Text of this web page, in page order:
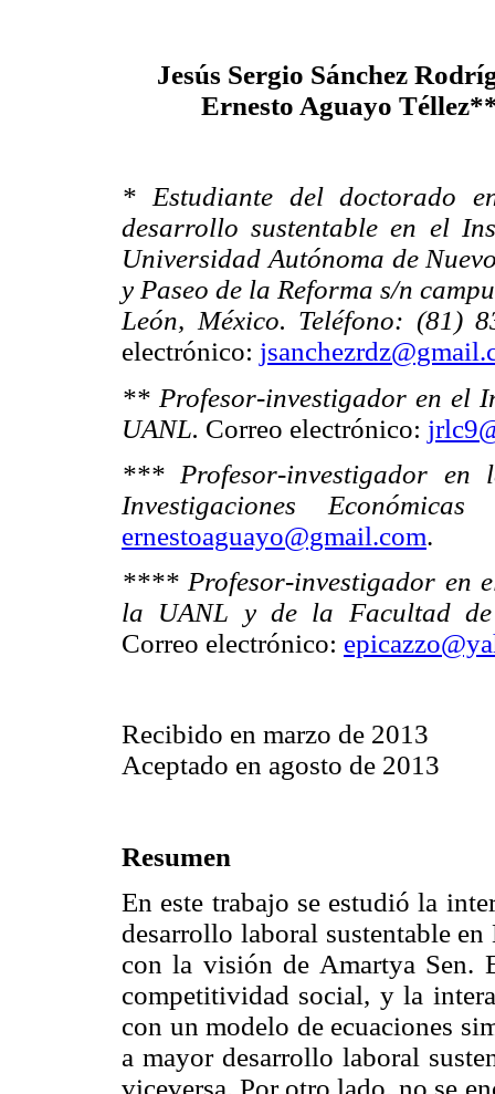
Jesús Sergio Sánchez
Ernesto Aguayo
* Estudiante del doctorado
desarrollo sustentable en el
Universidad Autónoma de
y Paseo de la Reforma s/n
León, México. Teléfono: (81)
electrónico:
** Profesor-investigador en el
UANL. Correo electrónico:
*** Profesor-investigador en
Investigaciones
ernestoaguayo@gmail.com.
**** Profesor-investigador en
la UANL y de la Facultad
Correo electrónico:
Recibido en marzo de 2013
Aceptado en agosto de 2013
Resumen
En este trabajo se estudió la
desarrollo laboral sustentable
con la visión de Amartya Sen.
competitividad social, y la
con un modelo de ecuaciones
a mayor desarrollo laboral
viceversa. Por otro lado, no se